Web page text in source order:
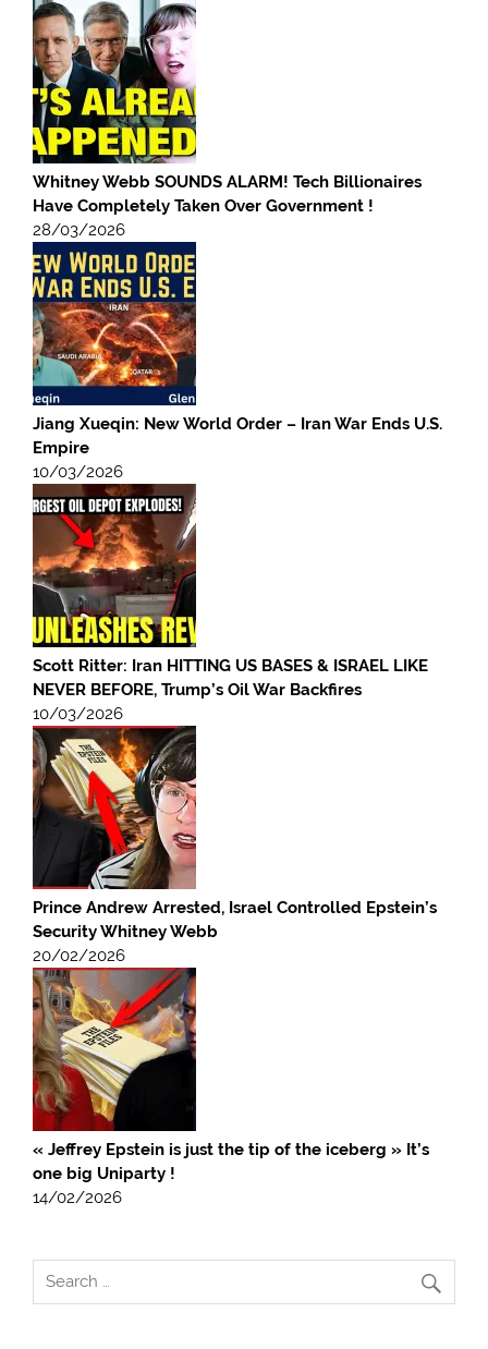
Whitney Webb SOUNDS ALARM! Tech Billionaires
Have Completely Taken Over Government !
28/03/2026
Jiang Xueqin: New World Order – Iran War Ends U.S.
Empire
10/03/2026
Scott Ritter: Iran HITTING US BASES & ISRAEL LIKE
NEVER BEFORE, Trump’s Oil War Backfires
10/03/2026
Prince Andrew Arrested, Israel Controlled Epstein’s
Security Whitney Webb
20/02/2026
« Jeffrey Epstein is just the tip of the iceberg » It’s
one big Uniparty !
14/02/2026